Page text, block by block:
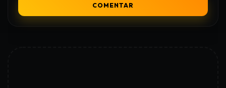
COMENTAR